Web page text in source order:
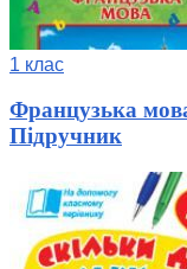
1 клас
Французька
Підручник